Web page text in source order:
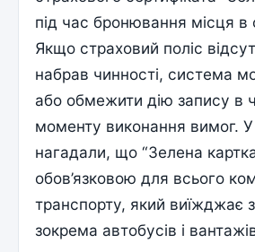
під час бронювання місця в
Якщо страховий поліс
набрав чинності, система
або обмежити дію запису в
моменту виконання вимог. У
нагадали, що “Зелена
обов’язковою для всього
транспорту, який виїжджає
зокрема автобусів і